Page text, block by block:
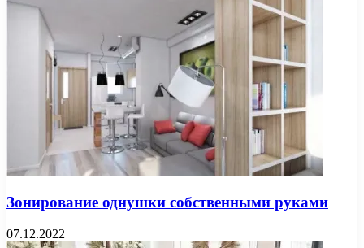
Зонирование однушки собственными руками
07.12.2022